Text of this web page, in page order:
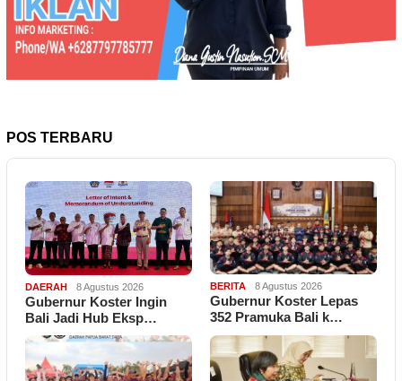
POS TERBARU
DAERAH 8 Agustus 2026
Gubernur Koster Ingin
Bali Jadi Hub Eksp…
BERITA 8 Agustus 2026
Gubernur Koster Lepas
352 Pramuka Bali k…